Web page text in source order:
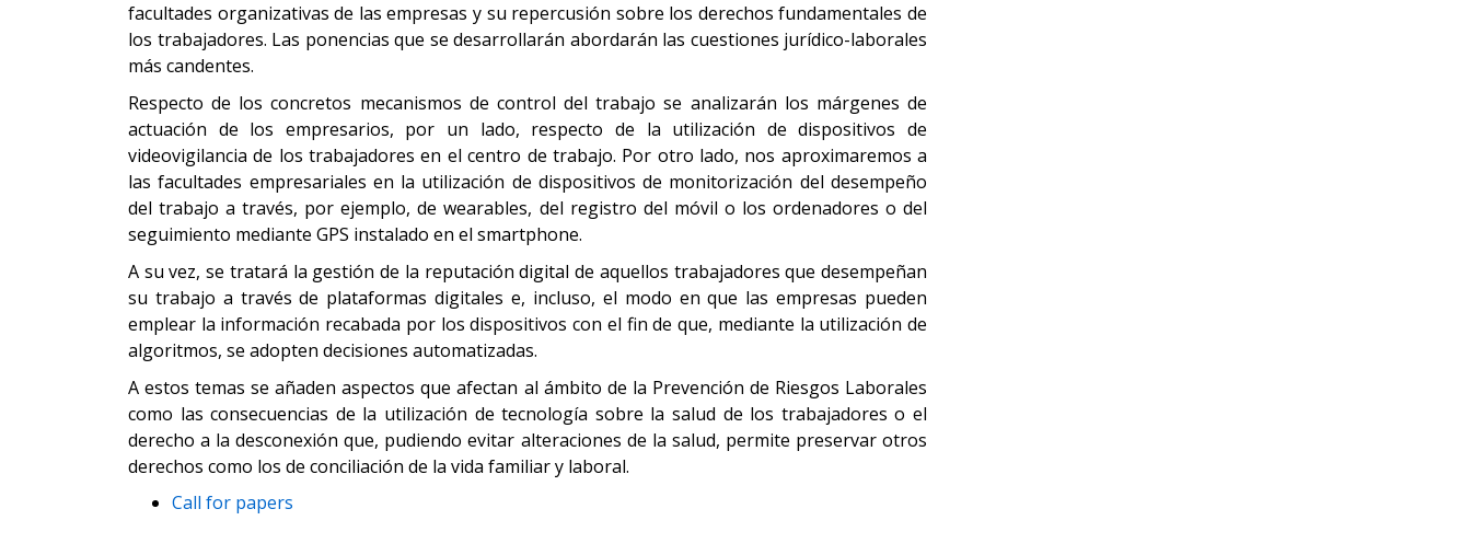
facultades organizativas de las empresas y su repercusión sobre los derechos fundamentales de
los trabajadores. Las ponencias que se desarrollarán abordarán las cuestiones jurídico-laborales
más candentes.
Respecto de los concretos mecanismos de control del trabajo se analizarán los márgenes de
actuación de los empresarios, por un lado, respecto de la utilización de dispositivos de
videovigilancia de los trabajadores en el centro de trabajo. Por otro lado, nos aproximaremos a
las facultades empresariales en la utilización de dispositivos de monitorización del desempeño
del trabajo a través, por ejemplo, de wearables, del registro del móvil o los ordenadores o del
seguimiento mediante GPS instalado en el smartphone.
A su vez, se tratará la gestión de la reputación digital de aquellos trabajadores que desempeñan
su trabajo a través de plataformas digitales e, incluso, el modo en que las empresas pueden
emplear la información recabada por los dispositivos con el fin de que, mediante la utilización de
algoritmos, se adopten decisiones automatizadas.
A estos temas se añaden aspectos que afectan al ámbito de la Prevención de Riesgos Laborales
como las consecuencias de la utilización de tecnología sobre la salud de los trabajadores o el
derecho a la desconexión que, pudiendo evitar alteraciones de la salud, permite preservar otros
derechos como los de conciliación de la vida familiar y laboral.
Call for papers